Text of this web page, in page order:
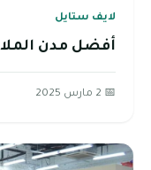
لايف ستايل
أفضل مدن
📅 2 مارس 2025